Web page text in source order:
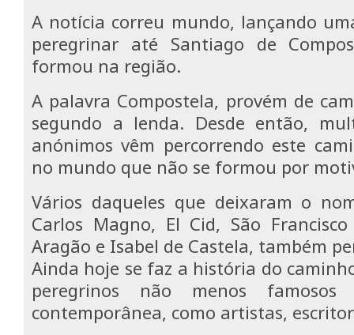
A notícia correu mundo, lançando
peregrinar até Santiago de
formou na região.
A palavra Compostela, provém de
segundo a lenda. Desde então,
anónimos vêm percorrendo este
no mundo que não se formou por
Vários daqueles que deixaram o
Carlos Magno, El Cid, São
Aragão e Isabel de Castela, também
Ainda hoje se faz a história do
peregrinos não menos
contemporânea, como artistas,